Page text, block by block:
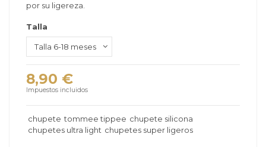
por su ligereza.
Talla
8,90 €
Impuestos incluidos
chupete tommee tippee chupete silicona
chupetes ultra light chupetes super ligeros